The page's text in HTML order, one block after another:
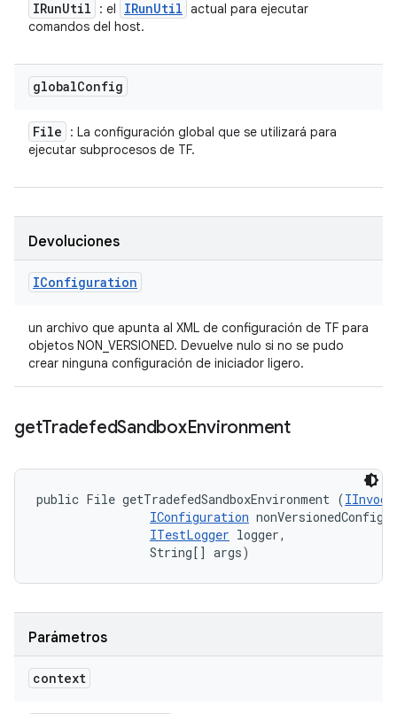
IRunUtil : el IRunUtil actual para ejecutar
comandos del host.
globalConfig
File
: La configuración global que se utilizará para
ejecutar subprocesos de TF.
Devoluciones
IConfiguration
un archivo que apunta al XML de configuración de TF para
objetos NON_VERSIONED. Devuelve nulo si no se pudo
crear ninguna configuración de iniciador ligero.
getTradefedSandboxEnvironment
public File getTradefedSandboxEnvironment (
IConfiguration nonVersionedConfig,
ITestLogger logger,
                String[] args)
Parámetros
context